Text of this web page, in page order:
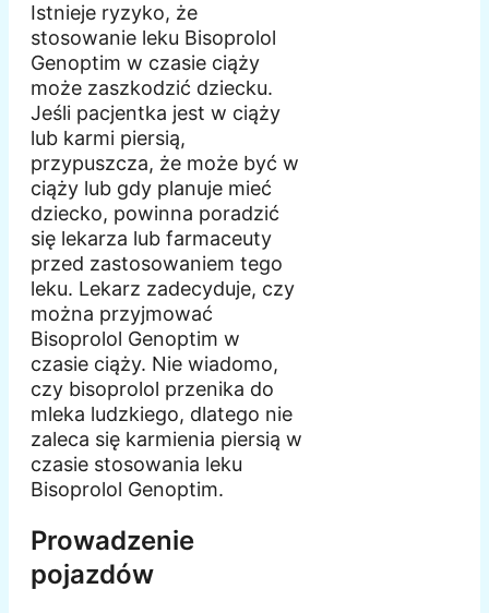
Istnieje ryzyko, że
stosowanie leku Bisoprolol
Genoptim w czasie ciąży
może zaszkodzić dziecku.
Jeśli pacjentka jest w ciąży
lub karmi piersią,
przypuszcza, że może być w
ciąży lub gdy planuje mieć
dziecko, powinna poradzić
się lekarza lub farmaceuty
przed zastosowaniem tego
leku. Lekarz zadecyduje, czy
można przyjmować
Bisoprolol Genoptim w
czasie ciąży. Nie wiadomo,
czy bisoprolol przenika do
mleka ludzkiego, dlatego nie
zaleca się karmienia piersią w
czasie stosowania leku
Bisoprolol Genoptim.
Prowadzenie
pojazdów